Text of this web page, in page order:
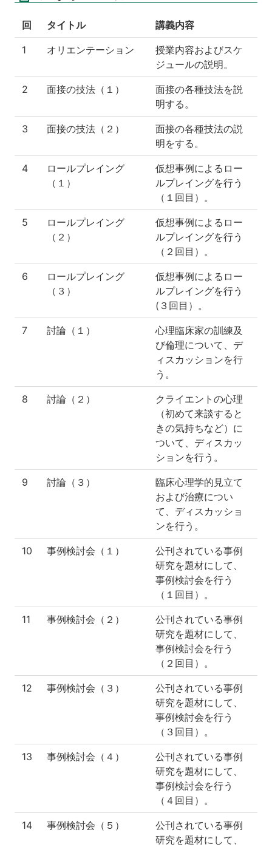
回 タイトル 講義内容
1 オリエンテーション
授業内容およびスケ
ジュールの説明。
2 面接の技法（１）
面接の各種技法を説
明する。
3 面接の技法（２）
面接の各種技法の説
明をする。
4
ロールプレイング
（１）
仮想事例によるロー
ルプレイングを行う
（１回目）。
5
ロールプレイング
（２）
仮想事例によるロー
ルプレイングを行う
（２回目）。
6
ロールプレイング
（３）
仮想事例によるロー
ルプレイングを行う
(３回目）。
7 討論（１）
心理臨床家の訓練及
び倫理について、デ
ィスカッションを行
う。
8 討論（２）
クライエントの心理
（初めて来談すると
きの気持ちなど）に
ついて、ディスカッ
ションを行う。
9 討論（３）
臨床心理学的見立て
および治療につい
て、ディスカッショ
ンを行う。
10 事例検討会（１）
公刊されている事例
研究を題材にして、
事例検討会を行う
（１回目）。
11 事例検討会（２）
公刊されている事例
研究を題材にして、
事例検討会を行う
（２回目）。
12 事例検討会（３）
公刊されている事例
研究を題材にして、
事例検討会を行う
（３回目）。
13 事例検討会（４）
公刊されている事例
研究を題材にして、
事例検討会を行う
（４回目）。
14 事例検討会（５）
公刊されている事例
研究を題材にして、